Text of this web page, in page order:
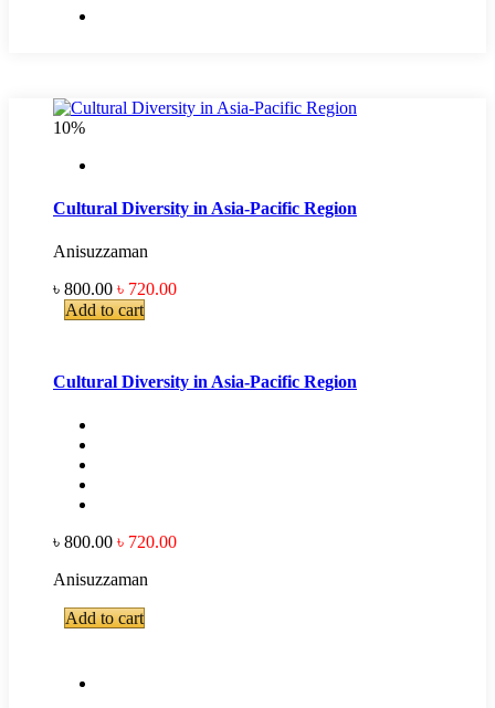
10%
Cultural Diversity in Asia-Pacific Region
Anisuzzaman
৳ 800.00 ৳ 720.00
Add to cart
Cultural Diversity in Asia-Pacific Region
৳ 800.00 ৳ 720.00
Anisuzzaman
Add to cart